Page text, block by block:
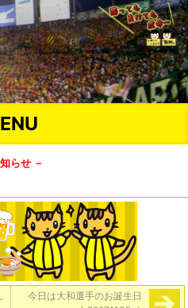
らせ －
今日は大和選手のお誕生日